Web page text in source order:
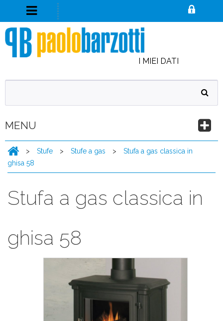
I MIEI DATI
MENU
> Stufe > Stufe a gas >
Stufa a gas classica in
ghisa 58
Stufa a gas classica in
ghisa 58